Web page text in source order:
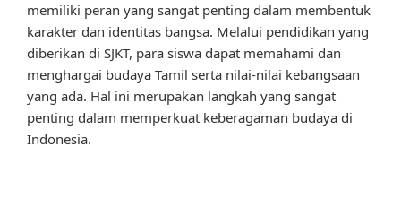
memiliki peran yang sangat penting dalam membentuk
karakter dan identitas bangsa. Melalui pendidikan yang
diberikan di SJKT, para siswa dapat memahami dan
menghargai budaya Tamil serta nilai-nilai kebangsaan
yang ada. Hal ini merupakan langkah yang sangat
penting dalam memperkuat keberagaman budaya di
Indonesia.